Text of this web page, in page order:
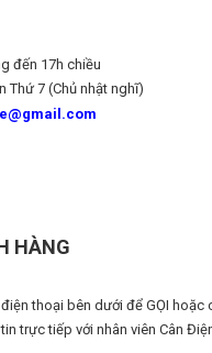
đến 17h chiều
Thứ 7 (Chủ nhật nghĩ)
HÀNG
thoại bên dưới để GỌI hoặc
trực tiếp với nhân viên Cân